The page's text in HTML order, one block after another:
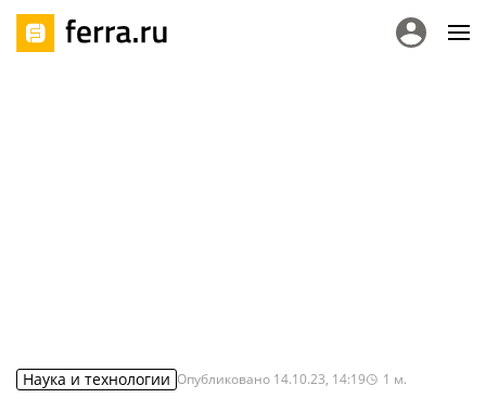
Наука и технологии Опубликовано 14.10.23, 14:19 1 м.